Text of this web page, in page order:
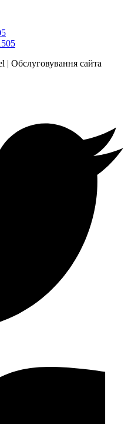
Обслуговування сайта